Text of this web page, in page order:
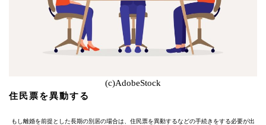
(c)AdobeStock
住民票を異動する
もし離婚を前提とした長期の別居の場合は、住民票を異動するなどの手続きをする必要が出